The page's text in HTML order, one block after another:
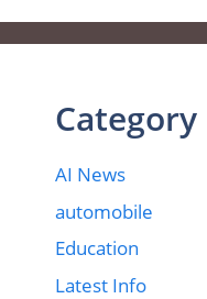
Category
AI News
automobile
Education
Latest Info